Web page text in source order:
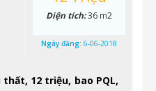
12 triệu, bao PQL,
Diện tích:36 m2
Ngày đăng: 6-06-2018